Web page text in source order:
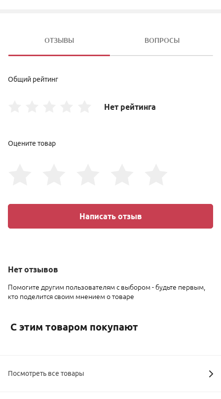
ОТЗЫВЫ ВОПРОСЫ
Нет отзывов
Помогите другим пользователям с выбором - будьте первым,
кто поделится своим мнением о товаре
Общий рейтинг
Нет рейтинга
Оцените товар
Написать отзыв
С этим товаром покупают
Посмотреть все товары